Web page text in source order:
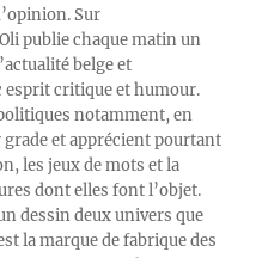
Sur
publie chaque matin un
belge et
esprit critique et humour.
notamment, en
et apprécient pourtant
les jeux de mots et la
dont elles font l’objet.
dessin deux univers que
la marque de fabrique des